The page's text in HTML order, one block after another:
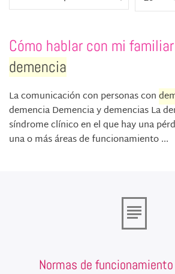
Cómo hablar con mi
demencia
La comunicación con personas con
demencia Demencia y demencias La
síndrome clínico en el que hay una
una o más áreas de funcionamiento ...
Normas de